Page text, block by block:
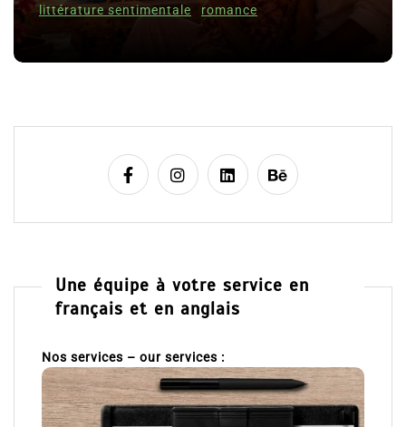
e
littérature sentimentale romance
Une équipe à votre service en
français et en anglais
Nos services – our services :